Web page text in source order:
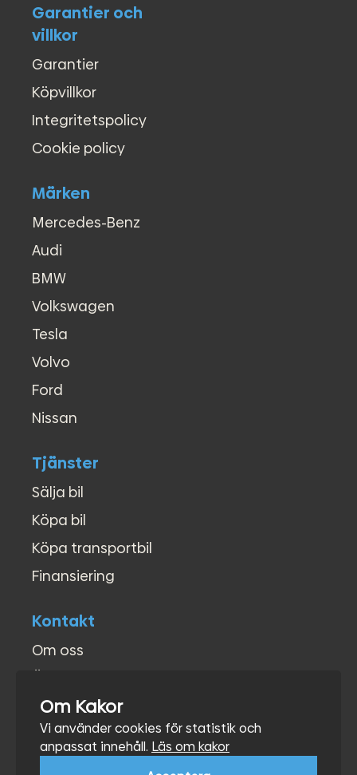
Garantier och
villkor
Garantier
Köpvillkor
Integritetspolicy
Cookie policy
Märken
Mercedes-Benz
Audi
BMW
Volkswagen
Tesla
Volvo
Ford
Nissan
Tjänster
Sälja bil
Köpa bil
Köpa transportbil
Finansiering
Kontakt
Om oss
Kontakt
Hitta hit
Om Kakor
Vi använder cookies för statistik och
anpassat innehåll. Läs om kakor